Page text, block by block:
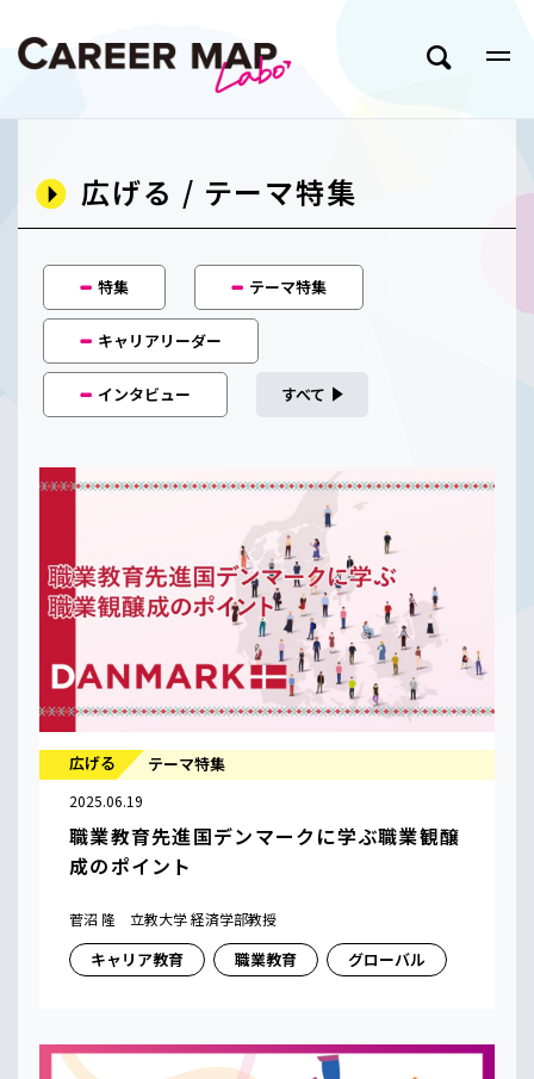
広げる / テーマ特集
特集 テーマ特集
キャリアリーダー
インタビュー すべて
広げる テーマ特集
2025.06.19
職業教育先進国デンマークに学ぶ職業観醸
成のポイント
菅沼 隆 立教大学 経済学部教授
キャリア教育 職業教育 グローバル